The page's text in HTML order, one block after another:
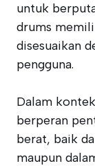
untuk
drums
disesuaikan
pengguna.
Dalam
berperan
berat, baik
maupun